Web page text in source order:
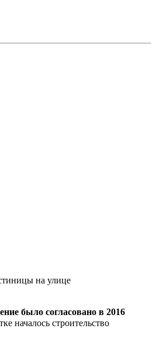
на улице
было согласовано в 2016
началось строительство